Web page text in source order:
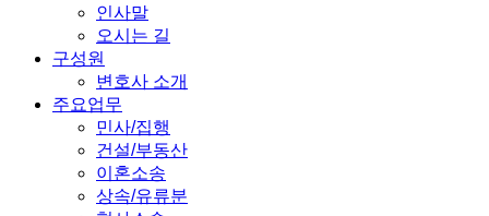
인사말
오시는 길
구성원
변호사 소개
주요업무
민사/집행
건설/부동산
이혼소송
상속/유류분